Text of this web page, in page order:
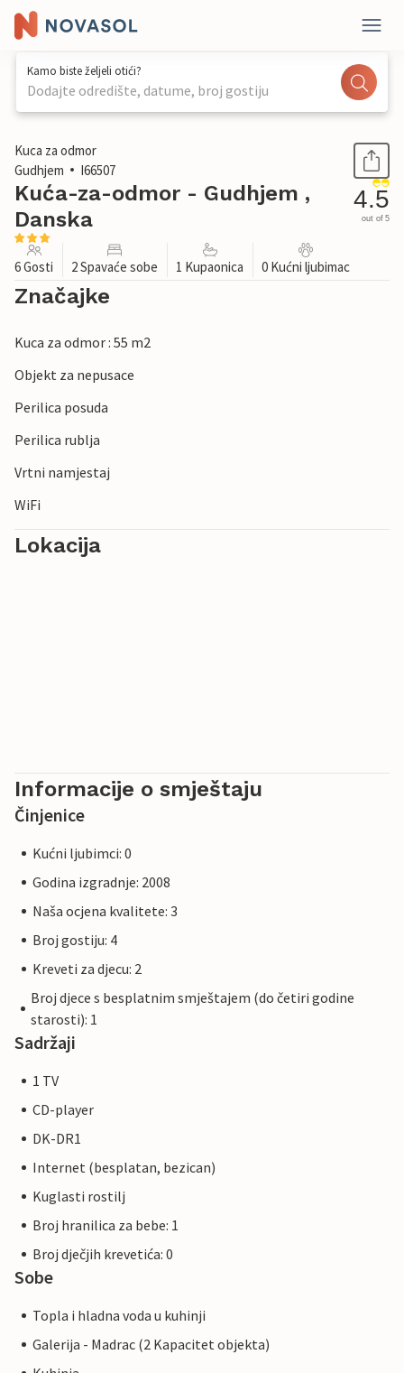
Kamo biste željeli otići?
Dodajte odredište, datume, broj gostiju
1 / 30
Kuca za odmor
Gudhjem
I66507
Kuća-za-odmor - Gudhjem ,
Danska
4.5
out of 5
6 Gosti 2 Spavaće sobe 1 Kupaonica 0 Kućni ljubimac
Značajke
Kuca za odmor : 55 m2
Objekt za nepusace
Perilica posuda
Perilica rublja
Vrtni namjestaj
WiFi
Lokacija
Informacije o smještaju
Činjenice
Kućni ljubimci: 0
Godina izgradnje: 2008
Naša ocjena kvalitete: 3
Broj gostiju: 4
Kreveti za djecu: 2
Broj djece s besplatnim smještajem (do četiri godine
starosti): 1
Sadržaji
1 TV
CD-player
DK-DR1
Internet (besplatan, bezican)
Kuglasti rostilj
Broj hranilica za bebe: 1
Broj dječjih krevetića: 0
Sobe
Topla i hladna voda u kuhinji
Galerija - Madrac (2 Kapacitet objekta)